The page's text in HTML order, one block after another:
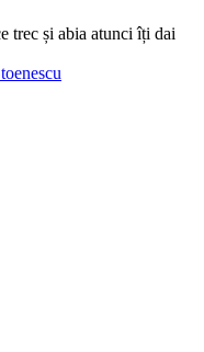
trec și abia atunci îți dai